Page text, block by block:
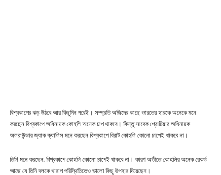
বিশ্বকাপের ঝড় উঠবে আর কিছুদিন পরেই। সম্প্রতি অজিদের কাছে ভারতের হারকে অনেকে মনে
করছেন বিশ্বকাপে অধিনায়ক কোহলি অনেক চাপ থাকবে। কিন্তু সাবেক প্রোটিয়ার অধিনায়ক
অলরাউন্ডার জ্যাক ক্যালিস মনে করছেন বিশ্বকাপে বিরাট কোহলি কোনো চাপেই থাকবে না।
তিনি মনে করছেন, বিশ্বকাপে কোহলি কোনো চাপেই থাকবে না। কারণ অতীতে কোহলির অনেক রেকর্ড
আছে যে তিনি দলকে খারাপ পরিস্থিতিতেও ভালো কিছু উপহার দিয়েছেন।